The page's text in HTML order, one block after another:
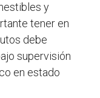
y
tener en
debe
supervisión
en estado